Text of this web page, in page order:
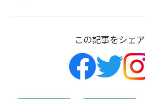
この記事をシェア